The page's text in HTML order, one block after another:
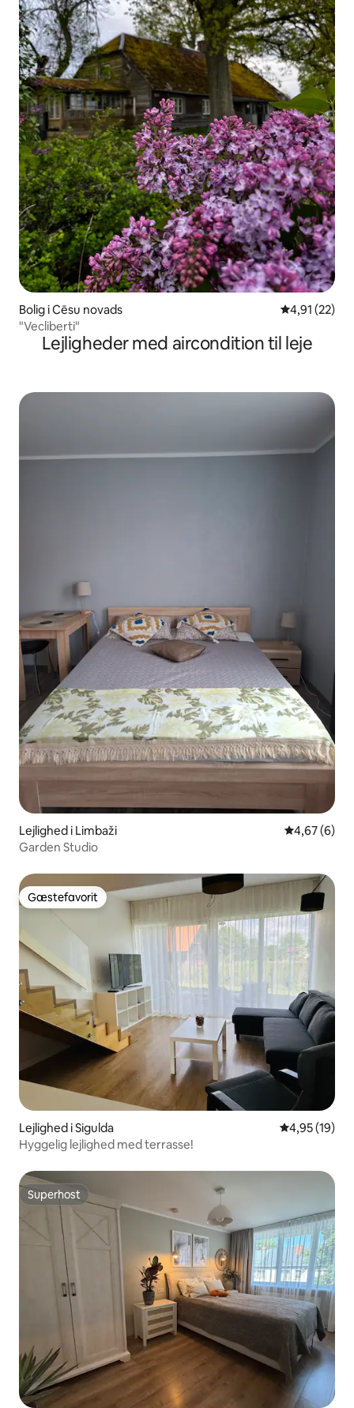
Bolig i Cēsu novads 4,91 ud af 5
4,91 (22)
"Vecliberti"
Lejligheder med aircondition til leje
Lejlighed i Limbaži 4,67 ud af 5
4,67 (6)
Garden Studio
Gæstefavorit
Gæstefavorit
Lejlighed i Sigulda 4,95 ud af 5
4,95 (19)
Hyggelig lejlighed med terrasse!
Superhost
Superhost